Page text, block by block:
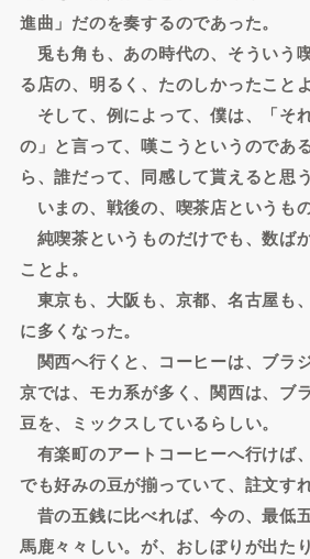
進曲」だのを奏するのであった。
兎も角も、あの時代の、そういう
る店の、明るく、たのしかったことよ
そして、例によって、僕は、「そ
の」と言って、嘆こうというのであ
ら、誰だって、同感して貰えると思
いまの、戦後の、喫茶店という
純喫茶というものだけでも、数ば
ことよ。
東京も、大阪も、京都、名古屋も
に多くなった。
関西へ行くと、コーヒーは、ブラ
京では、モカ系が多く、関西は、ブ
豆を、ミックスしているらしい。
有楽町のアートコーヒーへ行けば
でも好みの豆が揃っていて、註文す
昔の五銭に比べれば、今の、最低
馬鹿々々しい。が、おしぼりが出た